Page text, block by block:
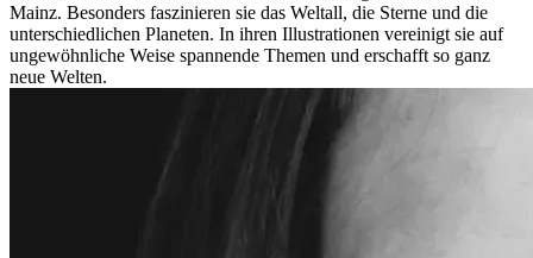
Mainz. Besonders faszinieren sie das Weltall, die Sterne und die
unterschiedlichen Planeten. In ihren Illustrationen vereinigt sie auf
ungewöhnliche Weise spannende Themen und erschafft so ganz
neue Welten.